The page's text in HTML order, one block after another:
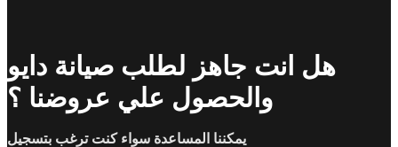
هل انت جاهز لطلب صيانة دايو
والحصول علي عروضنا ؟
يمكننا المساعدة سواء كنت ترغب بتسجيل